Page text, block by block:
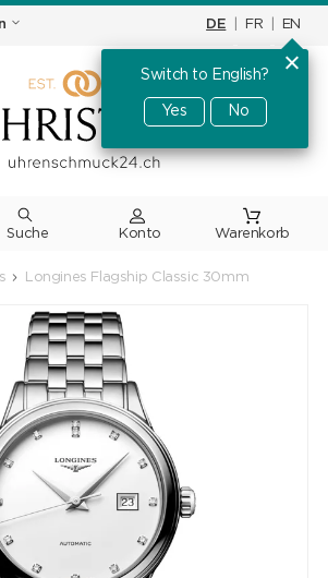
DE FR EN
Switch to English?
Yes No
Suche Warenkorb
Longines Flagship Classic 30mm